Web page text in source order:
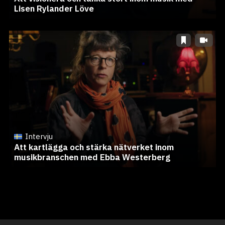
Lisen Rylander Löve
Intervju
Att kartlägga och stärka nätverket inom
musikbranschen med Ebba Westerberg